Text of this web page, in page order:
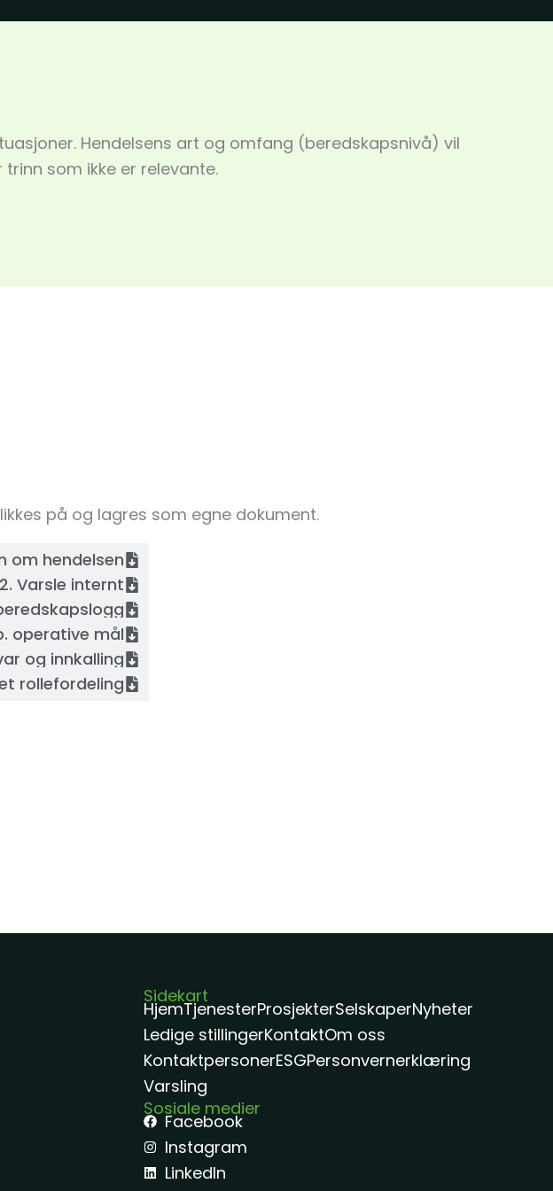
Hendelsens art og omfang (beredskapsnivå) vil
som ikke er relevante.
på og lagres som egne dokument.
om hendelsen
2. Varsle internt
operative mål
og innkalling
rollefordeling
Sidekart
HjemTjenesterProsjekterSelskaperNyheter
Ledige stillingerKontaktOm oss
KontaktpersonerESGPersonvernerklæring
Varsling
Sosiale medier
Facebook
Instagram
LinkedIn